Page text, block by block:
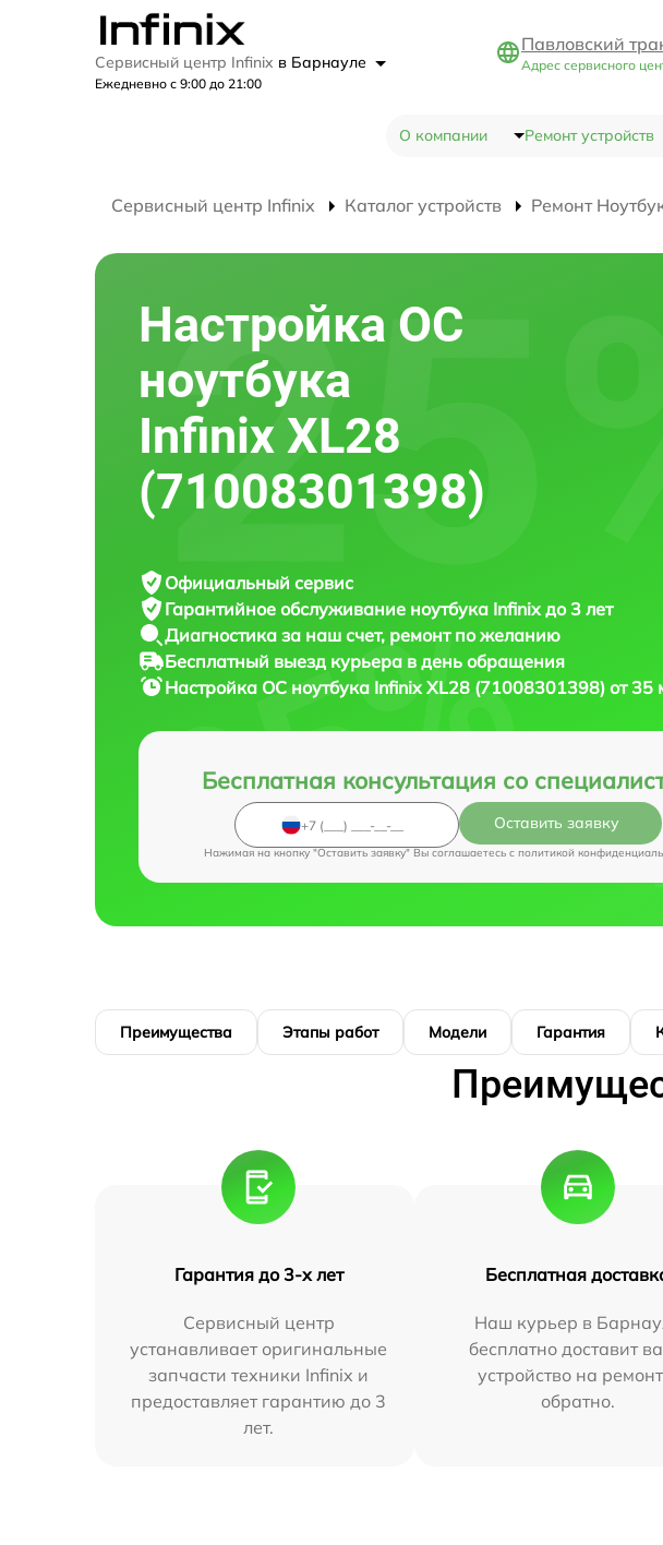
Сервисный центр Infinix в Барнауле
Ежедневно с 9:00 до 21:00
Павловский
Адрес сервисного
О компании Ремонт устройств
Сервисный центр Infinix Каталог устройств Ремонт
Настройка ОС
ноутбука
Infinix XL28
(71008301398)
Официальный сервис
Гарантийное обслуживание ноутбука Infinix до 3 лет
Диагностика за наш счет, ремонт по желанию
Бесплатный выезд курьера в день обращения
Настройка ОС ноутбука Infinix XL28 (71008301398) от 35
Бесплатная консультация со
Оставить заявку
Нажимая на кнопку "Оставить заявку" Вы соглашаетесь c политикой
Преимущества Этапы работ Модели Гарантия
Гарантия до 3-х лет
Сервисный центр
устанавливает оригинальные
запчасти техники Infinix и
предоставляет гарантию до 3
лет.
Бесплатная
Наш курьер в
бесплатно доставит
устройство на
обратно.